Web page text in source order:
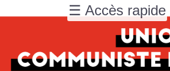
☰ Accès rapide